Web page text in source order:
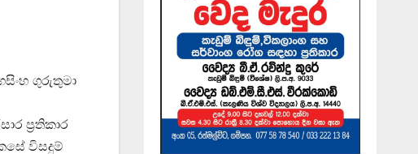
ගුරුතුමා
ප්‍රතිකාර
විසදුම්